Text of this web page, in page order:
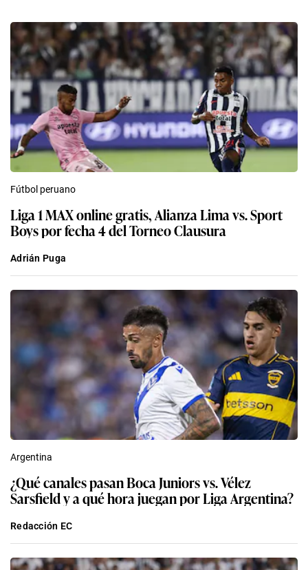
Fútbol peruano
Liga 1 MAX online gratis, Alianza Lima vs. Sport
Boys por fecha 4 del Torneo Clausura
Adrián Puga
Argentina
¿Qué canales pasan Boca Juniors vs. Vélez
Sarsfield y a qué hora juegan por Liga Argentina?
Redacción EC